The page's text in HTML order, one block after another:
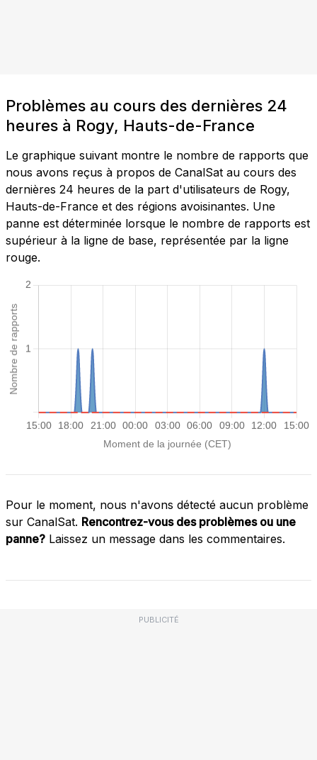
Problèmes au cours des dernières 24
heures à Rogy, Hauts-de-France
Le graphique suivant montre le nombre de rapports que
nous avons reçus à propos de CanalSat au cours des
dernières 24 heures de la part d'utilisateurs de Rogy,
Hauts-de-France et des régions avoisinantes. Une
panne est déterminée lorsque le nombre de rapports est
supérieur à la ligne de base, représentée par la ligne
rouge.
Pour le moment, nous n'avons détecté aucun problème
sur CanalSat. Rencontrez-vous des problèmes ou une
panne? Laissez un message dans les commentaires.
PUBLICITÉ